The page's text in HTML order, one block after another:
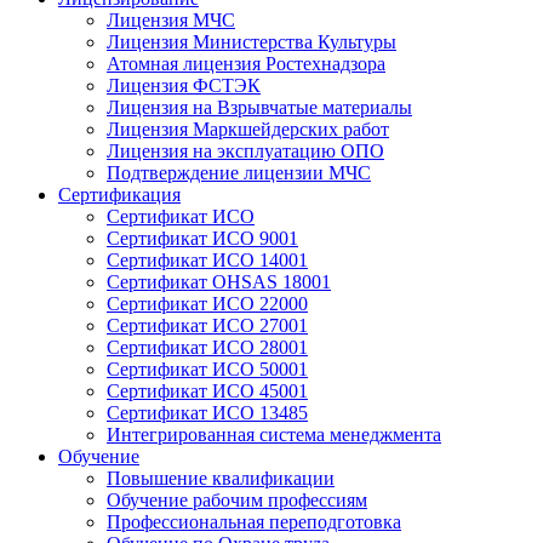
Лицензия МЧС
Лицензия Министерства Культуры
Атомная лицензия Ростехнадзора
Лицензия ФСТЭК
Лицензия на Взрывчатые материалы
Лицензия Маркшейдерских работ
Лицензия на эксплуатацию ОПО
Подтверждение лицензии МЧС
Сертификация
Сертификат ИСО
Сертификат ИСО 9001
Сертификат ИСО 14001
Сертификат OHSAS 18001
Сертификат ИСО 22000
Сертификат ИСО 27001
Сертификат ИСО 28001
Сертификат ИСО 50001
Сертификат ИСО 45001
Сертификат ИСО 13485
Интегрированная система менеджмента
Обучение
Повышение квалификации
Обучение рабочим профессиям
Профессиональная переподготовка